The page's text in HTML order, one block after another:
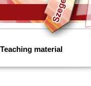
Teaching material